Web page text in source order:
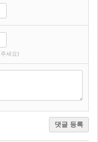
세요)
댓글 등록